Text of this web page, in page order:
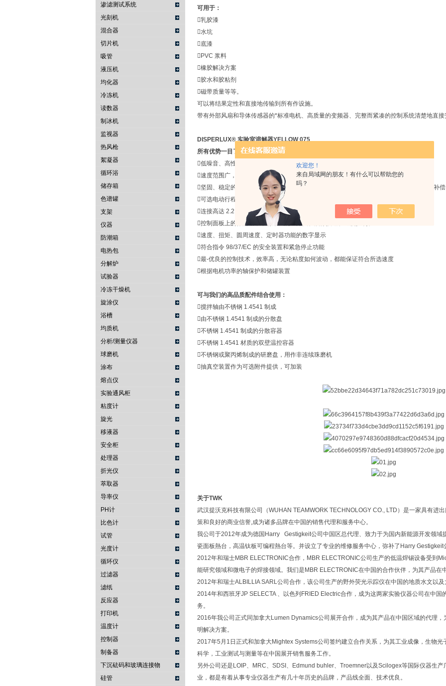
欢迎您！
来自局域网的朋友！有什么可以帮助您的
吗？
渗滤测试系统
光刻机
混合器
切片机
吸管
液压机
均化器
冷冻机
读数器
制冰机
监视器
热风枪
絮凝器
循环浴
储存箱
色谱罐
支架
仪器
防潮箱
电热包
分解炉
试验器
冷冻干燥机
旋涂仪
浴槽
均质机
分析/测量仪器
球磨机
涂布
熔点仪
实验通风柜
粘度计
旋光
移液器
安全柜
处理器
折光仪
萃取器
导率仪
PH计
比色计
试管
光度计
循环仪
过滤器
滤纸
反应器
打印机
温度计
控制器
制备器
下沉砝码和玻璃连接物
硅管
可用于：
乳胶漆
水坑
底漆
PVC 浆料
橡胶解决方案
胶水和胶粘剂
磁带质量等等。
可以将结果定性和直接地传输到所有作设施。
带有外部风扇和导体传感器的*标准电机、高质量的变频器、完整而紧凑的控制系统清楚地直接
DISPERLUX® 实验室溶解器YELLOW 075
所有优势一目了然：
低噪音、高性能驱动器
速度范围广，可用作溶解器和搅拌（型号为“D"的系列——设计为高扭矩搅拌器）
坚固、稳定的三脚架，通过配重、环链提升机、定义明确且运行平稳的直线导轨进行重量补偿
可选电动行程 3.0 kW 起
连接高达 2.2 kW 的交流电 230 V 50 Hz / 连接 3.0 kW 的三相电流 230/400 V 50 Hz
控制面板上的作清晰，带有集成的主开关、启停按钮、速度控制、
速度、扭矩、圆周速度、定时器功能的数字显示
符合指令 98/37/EC 的安全装置和紧急停止功能
最-优良的控制技术，效率高，无论粘度如何波动，都能保证符合所选速度
根据电机功率的轴保护和储罐装置
可与我们的高品质配件结合使用：
搅拌轴由不锈钢 1.4541 制成
由不锈钢 1.4541 制成的分散盘
不锈钢 1.4541 制成的分散容器
不锈钢 1.4541 材质的双壁温控容器
不锈钢或聚丙烯制成的研磨盘，用作非连续珠磨机
抽真空装置作为可选附件提供，可加装
关于TWK
武汉提沃克科技有限公司（WUHAN TEAMWORK TECHNOLOGY CO., LTD）是一家具有进
策和良好的商业信誉,成为诸多品牌在中国的销售代理和服务中心。
我公司于2012年成为德国Harry Gestigkeit公司中国区总代理、致力于为国内新能源开发领域
瓷面板熱台，高温钛板可编程熱台等。并设立了专业的维修服务中心，弥补了Harry Gestigkeit
2012年和瑞士MBR ELECTRONIC合作，MBR ELECTRONIC公司生产的低温焊锡设备受到
能研究领域和微电子的焊接领域。我们是MBR ELECTRONIC在中国的合作伙伴，为其产品在
2012年和瑞士ALBILLIA SARL公司合作，该公司生产的野外荧光示踪仪在中国的地质水文以及
2014年和西班牙JP SELECTA 、以色列FRIED Electric合作，成为这两家实验仪器公司在中国
务。
2016年我公司正式同加拿大Lumen Dynamics公司展开合作，成为其产品在中国区域的代理
明解决方案。
2017年5月1日正式和加拿大Mightex Systems公司签约建立合作关系，为其工业成像，生物
科学，工业测试与测量等在中国展开销售服务工作。
另外公司还是LOIP、MRC、SDSI、Edmund buhler、Troemner以及Scilogex等国际仪器生
业，都是有着从事专业仪器生产有几十年历史的品牌，产品线全面、技术优良。